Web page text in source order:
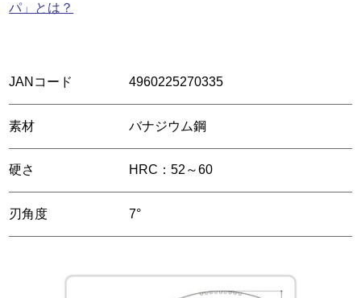
パ」とは？
JANコード 4960225270335
素材 バナジウム鋼
硬さ HRC：52～60
刃角度 7°